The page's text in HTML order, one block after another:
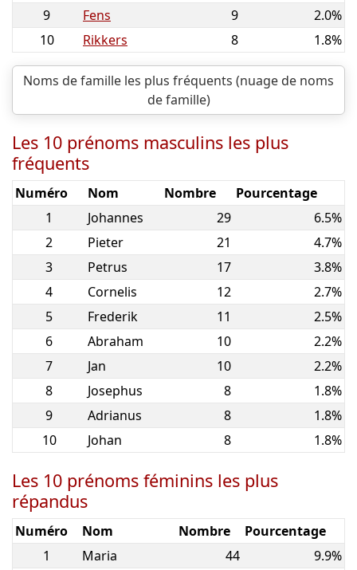
9
Fens 9
2.0%
10
Rikkers 8 1.8%
Noms de famille les plus fréquents (nuage de noms
de famille)
Les 10 prénoms masculins les plus
fréquents
Numéro Nom Nombre
Pourcentage
1
Johannes 29
6.5%
2
Pieter 21
4.7%
3
Petrus 17
3.8%
4
Cornelis 12
2.7%
5
Frederik 11
2.5%
6
Abraham 10
2.2%
7
Jan 10
2.2%
8
Josephus 8
1.8%
9
Adrianus 8
1.8%
10
Johan 8 1.8%
Les 10 prénoms féminins les plus
répandus
Numéro Nom Nombre
Pourcentage
1
Maria 44
9.9%